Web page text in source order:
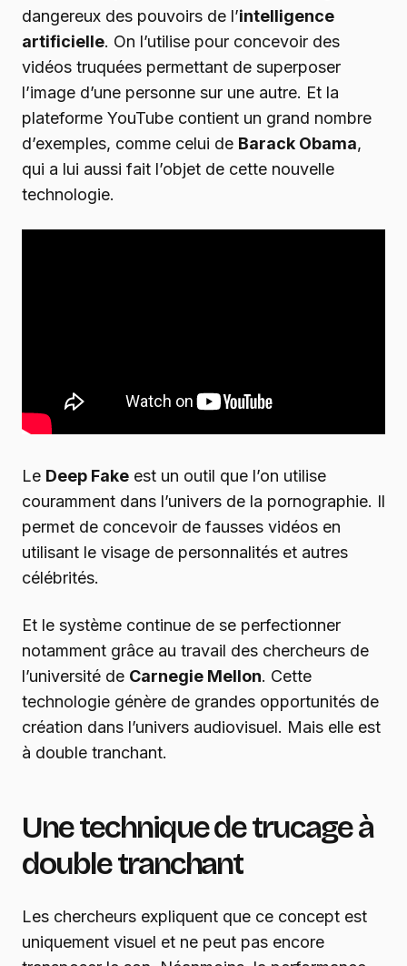
dangereux des pouvoirs de l’intelligence
artificielle. On l’utilise pour concevoir des
vidéos truquées permettant de superposer
l’image d’une personne sur une autre. Et la
plateforme YouTube contient un grand nombre
d’exemples, comme celui de Barack Obama,
qui a lui aussi fait l’objet de cette nouvelle
technologie.
Le Deep Fake est un outil que l’on utilise
couramment dans l’univers de la pornographie. Il
permet de concevoir de fausses vidéos en
utilisant le visage de personnalités et autres
célébrités.
Et le système continue de se perfectionner
notamment grâce au travail des chercheurs de
l’université de Carnegie Mellon. Cette
technologie génère de grandes opportunités de
création dans l’univers audiovisuel. Mais elle est
à double tranchant.
Une technique de trucage à
double tranchant
Les chercheurs expliquent que ce concept est
uniquement visuel et ne peut pas encore